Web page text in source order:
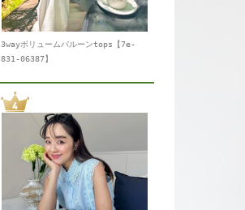
3wayボリュームバルーンtops【7e-
831-06387】